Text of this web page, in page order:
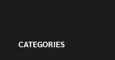
CATEGORIES